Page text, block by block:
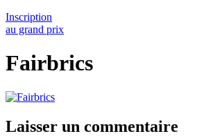
Inscription
au grand prix
Fairbrics
Laisser un commentaire